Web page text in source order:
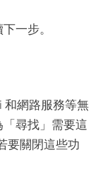
一步。
和網路服務等無
尋找」需要這
要關閉這些功